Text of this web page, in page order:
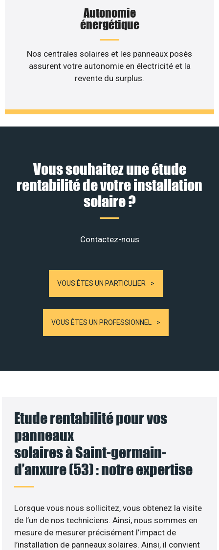
Autonomie
énergétique
Nos centrales solaires et les panneaux posés
assurent votre autonomie en électricité et la
revente du surplus.
Vous souhaitez une étude
rentabilité de votre installation
solaire ?
Contactez-nous
VOUS ÊTES UN PARTICULIER
VOUS ÊTES UN PROFESSIONNEL
Etude rentabilité pour vos
panneaux
solaires à Saint-germain-
d’anxure (53) : notre expertise
Lorsque vous nous sollicitez, vous obtenez la visite
de l’un de nos techniciens. Ainsi, nous sommes en
mesure de mesurer précisément l’impact de
l’installation de panneaux solaires. Ainsi, il convient